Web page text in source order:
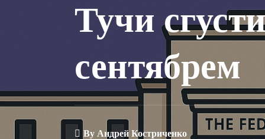
Тучи
сентябрем
By Андрей Костриченко